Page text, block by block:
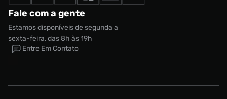
Fale com a gente
Estamos disponíveis de segunda a
sexta-feira, das 8h às 19h
Entre Em Contato